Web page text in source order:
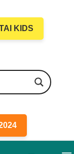
KIDS